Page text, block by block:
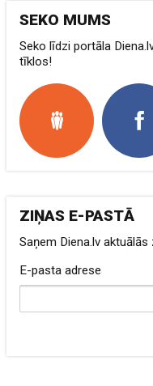
SEKO MUMS
Seko līdzi portāla
tīklos!
ZIŅAS E-PASTĀ
Saņem Diena.lv
E-pasta adrese